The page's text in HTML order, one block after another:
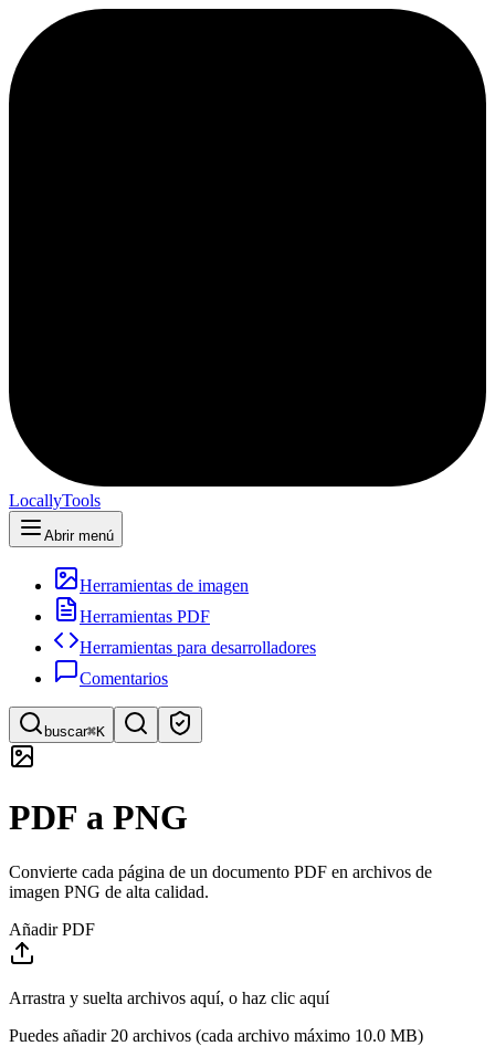
LocallyTools
Abrir menú
Herramientas de imagen
Herramientas PDF
Herramientas para desarrolladores
Comentarios
buscar⌘K
Búsqueda rápida de herramientas
PDF a PNG
Convierte cada página de un documento PDF en archivos de
imagen PNG de alta calidad.
Añadir PDF
Arrastra y suelta archivos aquí, o haz clic aquí
Puedes añadir 20 archivos (cada archivo máximo 10.0 MB)